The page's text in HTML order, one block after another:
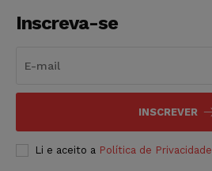
Inscreva-se
INSCREVER
Li e aceito a Política de Privacidade